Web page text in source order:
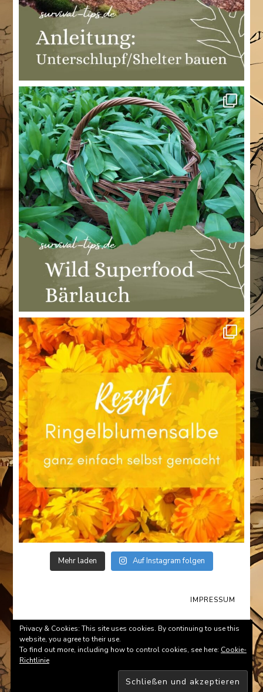
Mehr laden Auf Instagram folgen
© Copyright 2026 Survival-Tips.de . All Rights Reserved.
IMPRESSUM
Privacy & Cookies: This site uses cookies. By continuing to use this
website, you agree to their use.
To find out more, including how to control cookies, see here: Cookie-
Richtlinie